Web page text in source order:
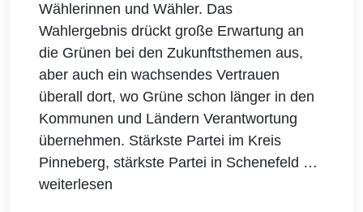
Wählerinnen und Wähler. Das
Wahlergebnis drückt große Erwartung an
die Grünen bei den Zukunftsthemen aus,
aber auch ein wachsendes Vertrauen
überall dort, wo Grüne schon länger in den
Kommunen und Ländern Verantwortung
übernehmen. Stärkste Partei im Kreis
Pinneberg, stärkste Partei in Schenefeld …
weiterlesen